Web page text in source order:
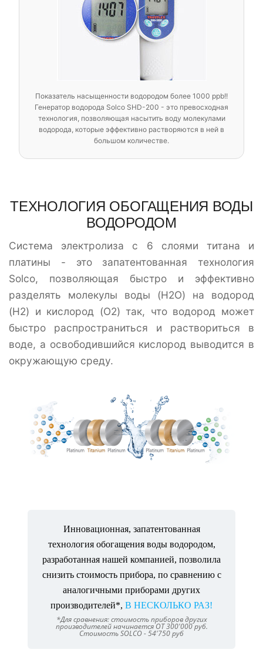
Показатель насыщенности водородом более 1000 ppb!!
Генератор водорода Solco SHD-200 - это превосходная
технология, позволяющая насытить воду молекулами
водорода, которые эффективно растворяются в ней в
большом количестве.
ТЕХНОЛОГИЯ ОБОГАЩЕНИЯ ВОДЫ
ВОДОРОДОМ
Система электролиза с 6 слоями титана и
платины - это запатентованная технология
Solco, позволяющая быстро и эффективно
разделять молекулы воды (H2O) на водород
(H2) и кислород (O2) так, что водород может
быстро распространиться и раствориться в
воде, а освободившийся кислород выводится в
окружающую среду.
Инновационная, запатентованная
технология обогащения воды водородом,
разработанная нашей компанией, позволила
снизить стоимость прибора, по сравнению с
аналогичными приборами других
производителей*, В НЕСКОЛЬКО РАЗ!
*Для сравнения: стоимость приборов других
производителей начинается ОТ 300'000 руб.
Стоимость SOLCO - 54'750 руб